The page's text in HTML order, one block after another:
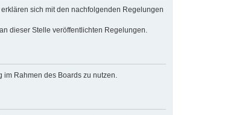
erklären sich mit den nachfolgenden Regelungen
dieser Stelle veröffentlichten Regelungen.
im Rahmen des Boards zu nutzen.